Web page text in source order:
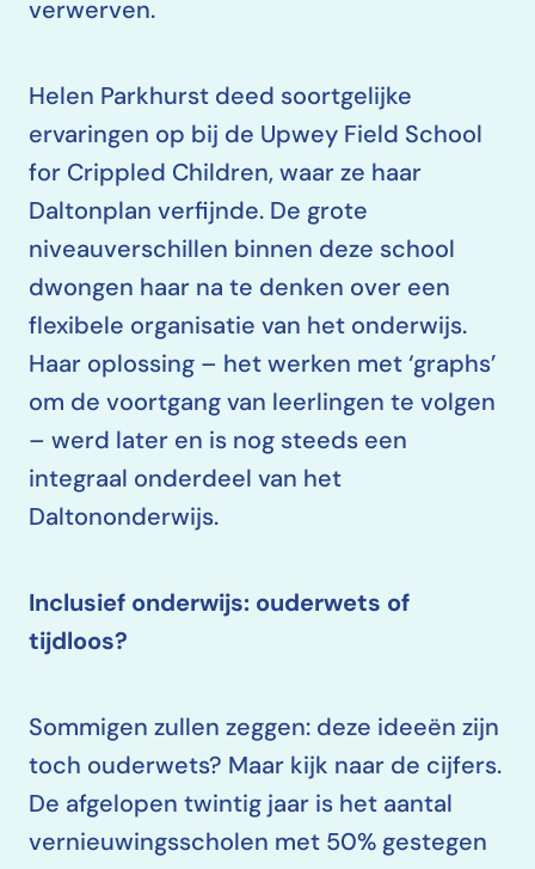
verwerven.
Helen Parkhurst deed soortgelijke
ervaringen op bij de Upwey Field School
for Crippled Children, waar ze haar
Daltonplan verfijnde. De grote
niveauverschillen binnen deze school
dwongen haar na te denken over een
flexibele organisatie van het onderwijs.
Haar oplossing – het werken met ‘graphs’
om de voortgang van leerlingen te volgen
– werd later en is nog steeds een
integraal onderdeel van het
Daltononderwijs.
Inclusief onderwijs: ouderwets of
tijdloos?
Sommigen zullen zeggen: deze ideeën zijn
toch ouderwets? Maar kijk naar de cijfers.
De afgelopen twintig jaar is het aantal
vernieuwingsscholen met 50% gestegen